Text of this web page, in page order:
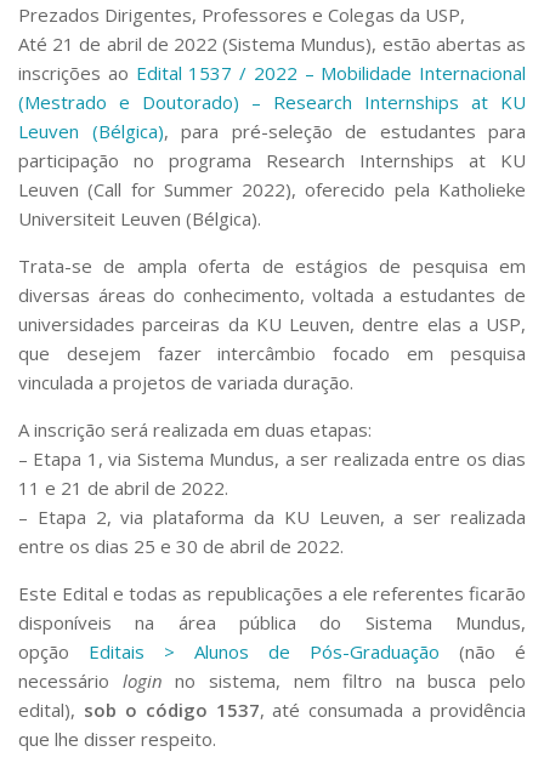
Prezados Dirigentes, Professores e Colegas da USP,
Até 21 de abril de 2022 (Sistema Mundus), estão abertas as
inscrições ao Edital 1537 / 2022 – Mobilidade Internacional
(Mestrado e Doutorado) – Research Internships at KU
Leuven (Bélgica), para pré-seleção de estudantes para
participação no programa Research Internships at KU
Leuven (Call for Summer 2022), oferecido pela Katholieke
Universiteit Leuven (Bélgica).
Trata-se de ampla oferta de estágios de pesquisa em
diversas áreas do conhecimento, voltada a estudantes de
universidades parceiras da KU Leuven, dentre elas a USP,
que desejem fazer intercâmbio focado em pesquisa
vinculada a projetos de variada duração.
A inscrição será realizada em duas etapas:
– Etapa 1, via Sistema Mundus, a ser realizada entre os dias
11 e 21 de abril de 2022.
– Etapa 2, via plataforma da KU Leuven, a ser realizada
entre os dias 25 e 30 de abril de 2022.
Este Edital e todas as republicações a ele referentes ficarão
disponíveis na área pública do Sistema Mundus,
opção Editais > Alunos de Pós-Graduação (não é
necessário login no sistema, nem filtro na busca pelo
edital), sob o código 1537, até consumada a providência
que lhe disser respeito.